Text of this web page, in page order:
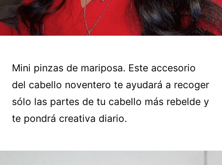
Mini pinzas de mariposa. Este accesorio
del cabello noventero te ayudará a recoger
sólo las partes de tu cabello más rebelde y
te pondrá creativa diario.